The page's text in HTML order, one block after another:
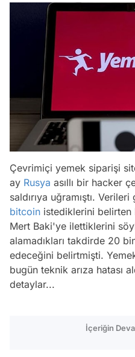
Çevrimiçi yemek siparişi
ay Rusya asıllı bir hacker
saldırıya uğramıştı.
bitcoin istediklerini
Mert Baki'ye ilettiklerini
alamadıkları takdirde 20
edeceğini belirtmişti.
bugün teknik arıza hatası
detaylar...
İçeriğin